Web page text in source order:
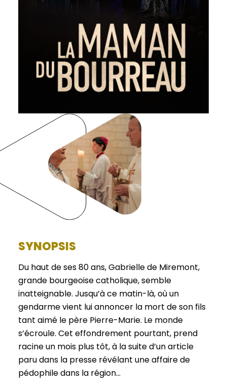
SYNOPSIS
Du haut de ses 80 ans, Gabrielle de Miremont,
grande bourgeoise catholique, semble
inatteignable. Jusqu’à ce matin-là, où un
gendarme vient lui annoncer la mort de son fils
tant aimé le père Pierre-Marie. Le monde
s’écroule. Cet effondrement pourtant, prend
racine un mois plus tôt, à la suite d’un article
paru dans la presse révélant une affaire de
pédophile dans la région…